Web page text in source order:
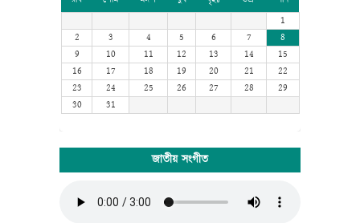
available for many years on adhesive sheets in different
sizes and typefaces from a company called Letraset.
When computers came along, Aldus included lorem
ipsum in its PageMaker publishing software, and you
now see it wherever designers, content designers, art
directors, user interface developers and web designer
are at work. They use it daily when using programs
FrontPage, PageMaker, FrameMaker, Illustrator, Flash,
the printing and design industry. It is intended to show
1
2
3 4 5 6 7
8
9
10 11 12 13 14
15
16
17 18 19 20 21
22
23
24 25 26 27 28
29
30
31
জাতীয় সংগীত